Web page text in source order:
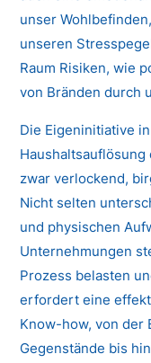
unser
unseren
Raum Risiken, wie
von Bränden durch
Die Eigeninitiative
zwar verlockend,
Nicht selten
und physischen
Unternehmungen
Prozess belasten
erfordert eine
Know-how, von der
Gegenstände bis